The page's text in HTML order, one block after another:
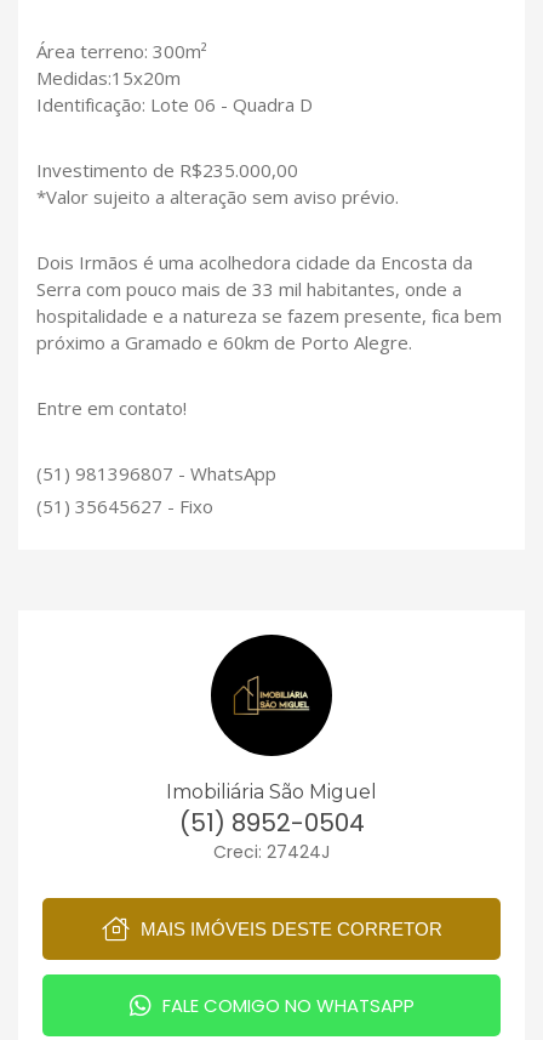
Área terreno: 300m²
Medidas:15x20m
Identificação: Lote 06 - Quadra D
Investimento de R$235.000,00
*Valor sujeito a alteração sem aviso prévio.
Dois Irmãos é uma acolhedora cidade da Encosta da
Serra com pouco mais de 33 mil habitantes, onde a
hospitalidade e a natureza se fazem presente, fica bem
próximo a Gramado e 60km de Porto Alegre.
Entre em contato!
(51) 981396807 - WhatsApp
(51) 35645627 - Fixo
Imobiliária São Miguel
(51) 8952-0504
Creci: 27424J
MAIS IMÓVEIS DESTE CORRETOR
FALE COMIGO NO WHATSAPP